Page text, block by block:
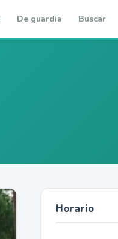
De guardia Buscar
Horario